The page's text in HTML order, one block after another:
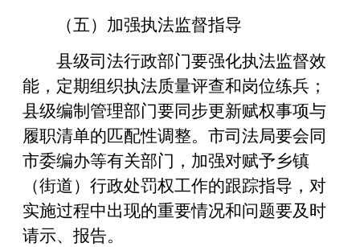
（五）加强执法监督指导
县级司法行政部门要强化执法监督效
能，定期组织执法质量评查和岗位练兵；
县级编制管理部门要同步更新赋权事项与
履职清单的匹配性调整。市司法局要会同
市委编办等有关部门，加强对赋予乡镇
（街道）行政处罚权工作的跟踪指导，对
实施过程中出现的重要情况和问题要及时
请示、报告。